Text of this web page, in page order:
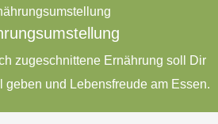
zugeschnittene Ernährung soll Dir
geben und Lebensfreude am Essen.